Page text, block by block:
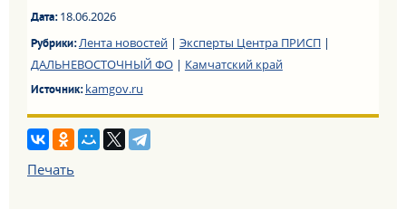
Дата:18.06.2026
Рубрики:Лента новостей| Эксперты Центра ПРИСП|
ДАЛЬНЕВОСТОЧНЫЙ ФО| Камчатский край
Источник:kamgov.ru
Печать